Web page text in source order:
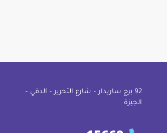
92 ﺑﺮج ﺳﺎرﻳﺪار – ﺷﺎرع اﻟﺘﺤﺮﻳﺮ – اﻟﺪﻗﻲ –
اﻟﺠﻴﺰة